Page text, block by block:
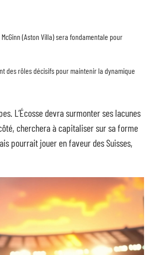
(Aston Villa) sera fondamentale pour
des rôles décisifs pour maintenir la dynamique
L’Écosse devra surmonter ses lacunes
cherchera à capitaliser sur sa forme
pourrait jouer en faveur des Suisses,